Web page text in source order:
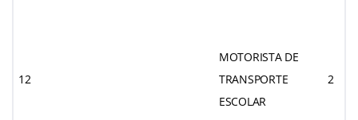
12
MOTORISTA DE
TRANSPORTE
ESCOLAR
2